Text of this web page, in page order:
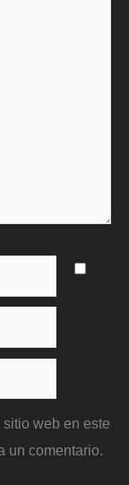
web en este
un comentario.